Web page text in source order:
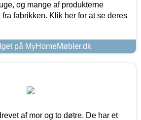
og mange af produkterne
fra fabrikken. Klik her for at se deres
på MyHomeMøbler.dk
af mor og to døtre. De har et